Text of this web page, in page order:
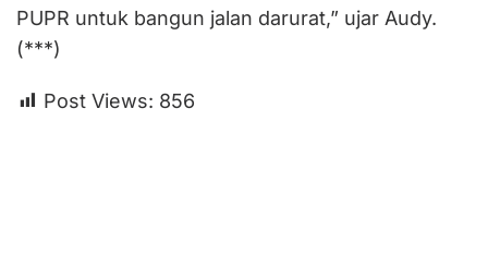
PUPR untuk bangun jalan darurat,” ujar Audy.
(***)
Post Views: 856